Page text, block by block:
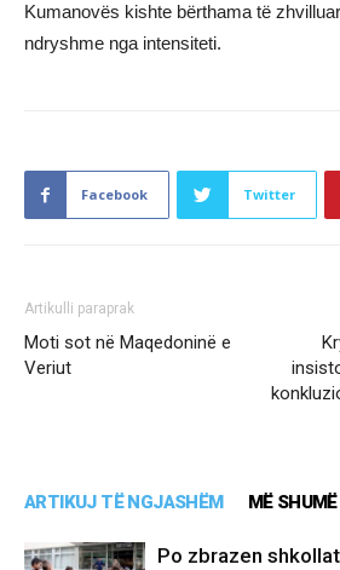
Kumanovës kishte bërthama të
ndryshme nga intensiteti.
Facebook Twitter
Artikulli paraprak
Moti sot në Maqedoninë e
Veriut
ARTIKUJ TË NGJASHËM MË
Po zbrazen